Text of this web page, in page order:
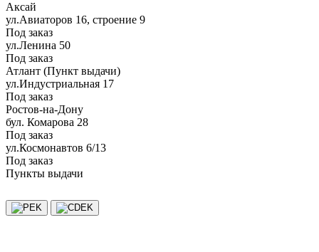
Аксай
ул.Авиаторов 16, строение 9
Под заказ
ул.Ленина 50
Под заказ
Атлант (Пункт выдачи)
ул.Индустриальная 17
Под заказ
Ростов-на-Дону
бул. Комарова 28
Под заказ
ул.Космонавтов 6/13
Под заказ
Пункты выдачи